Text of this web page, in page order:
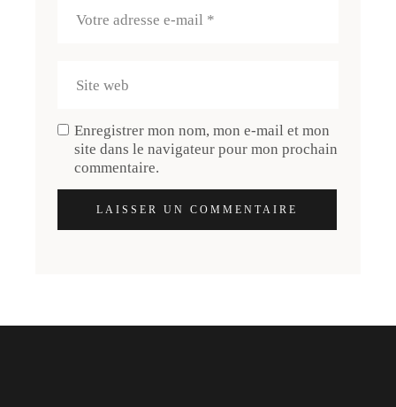
Enregistrer mon nom, mon e-mail et mon
site dans le navigateur pour mon prochain
commentaire.
LAISSER UN COMMENTAIRE